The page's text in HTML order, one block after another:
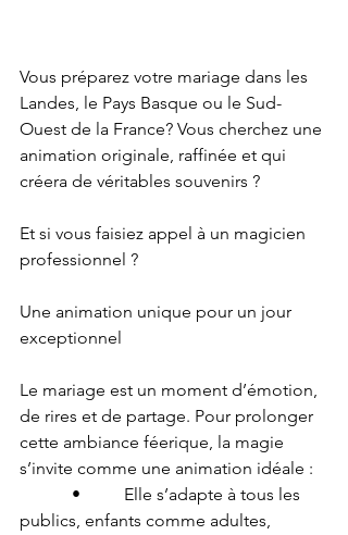
Vous préparez votre mariage dans les
Landes, le Pays Basque ou le Sud-
Ouest de la France? Vous cherchez une
animation originale, raffinée et qui
créera de véritables souvenirs ?
Et si vous faisiez appel à un magicien
professionnel ?
Une animation unique pour un jour
exceptionnel
Le mariage est un moment d’émotion,
de rires et de partage. Pour prolonger
cette ambiance féerique, la magie
s’invite comme une animation idéale :
•     Elle s’adapte à tous les
publics, enfants comme adultes,